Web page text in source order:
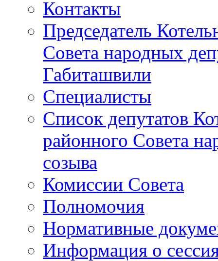
Контакты
Председатель
Совета народных
Габиташвили
Специалисты
Список депутатов
районного Совета
созыва
Комиссии Совета
Полномочия
Нормативные
Информация о